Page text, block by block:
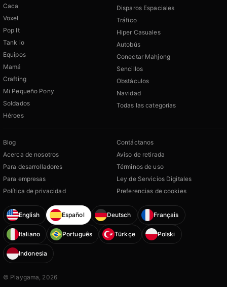
Caca
Voxel
Pop It
Tank io
Equipos
Mamá
Crafting
Mi Pequeño Pony
Soldados
Héroes
Disparos Espaciales
Tráfico
Hiper Casuales
Autobús
Conectar Mahjong
Sencillos
Obstáculos
Navidad
Todas las categorías
Blog
Acerca de nosotros
Para desarrolladores
Para empresas
Política de privacidad
Contáctanos
Aviso de retirada
Términos de uso
Ley de Servicios Digitales
Preferencias de cookies
English Español Deutsch Français
Italiano Português Türkçe Polski
Indonesia
© Playgama, 2026